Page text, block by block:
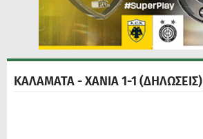
ΚΑΛΑΜΑΤΑ - ΧΑΝΙΑ 1-1 (ΔΗΛΩΣΕΙΣ)